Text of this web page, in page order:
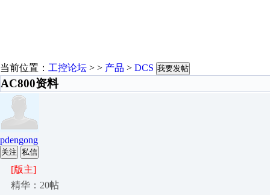
当前位置： 工控论坛 > > 产品 > DCS 我要发帖
AC800资料
pdengong
关注 私信
[版主]
精华：20帖